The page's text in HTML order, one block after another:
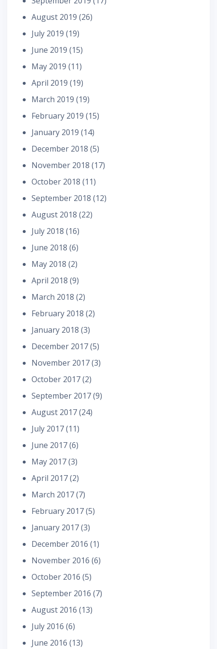
August 2019 (26)
July 2019 (19)
June 2019 (15)
May 2019 (11)
April 2019 (19)
March 2019 (19)
February 2019 (15)
January 2019 (14)
December 2018 (5)
November 2018 (17)
October 2018 (11)
September 2018 (12)
August 2018 (22)
July 2018 (16)
June 2018 (6)
May 2018 (2)
April 2018 (9)
March 2018 (2)
February 2018 (2)
January 2018 (3)
December 2017(5)
November 2017(3)
October 2017(2)
September 2017(9)
August 2017(24)
July 2017(11)
June 2017(6)
May 2017(3)
April 2017(2)
March 2017(7)
February 2017(5)
January 2017(3)
December 2016 (1)
November 2016 (6)
October 2016 (5)
September 2016 (7)
August 2016 (13)
July 2016 (6)
June 2016 (13)